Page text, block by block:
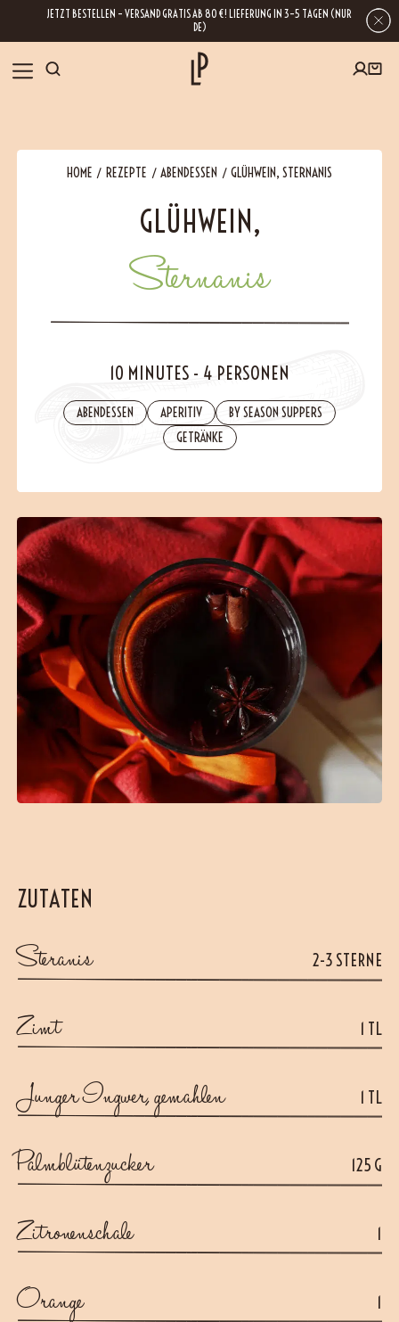
JETZT BESTELLEN – VERSAND GRATIS AB 80 €! LIEFERUNG IN 3–5 TAGEN (NUR
DE)
SHOP
BESUCHEN
Contact
HOME REZEPTE ABENDESSEN GLÜHWEIN, STERNANIS
GLÜHWEIN,
Sternanis
10 MINUTES - 4 PERSONEN
ABENDESSEN APERITIV
BY SEASON SUPPERS
GETRÄNKE
ZUTATEN
Steranis 2-3 STERNE
Zimt 1 TL
Junger Ingwer, gemahlen 1 TL
Palmblütenzucker 125 G
Zitronenschale 1
Orange 1
Wenn Sie Ihre E-Mail-Adresse hinterlassen, erhalten Sie Zugang zu unseren
Newslettern, die reich an Tipps, Inspirationen und Informationen über unsere
neuesten Entwicklungen sind. Selbstverständlich ist eine Abmeldung